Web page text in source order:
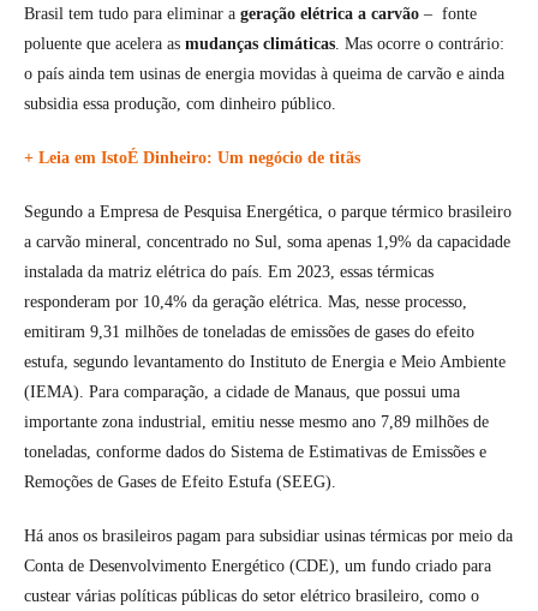
Brasil tem tudo para eliminar a geração elétrica a carvão – fonte
poluente que acelera as mudanças climáticas. Mas ocorre o contrário:
o país ainda tem usinas de energia movidas à queima de carvão e ainda
subsidia essa produção, com dinheiro público.
+ Leia em IstoÉ Dinheiro: Um negócio de titãs
Segundo a Empresa de Pesquisa Energética, o parque térmico brasileiro
a carvão mineral, concentrado no Sul, soma apenas 1,9% da capacidade
instalada da matriz elétrica do país. Em 2023, essas térmicas
responderam por 10,4% da geração elétrica. Mas, nesse processo,
emitiram 9,31 milhões de toneladas de emissões de gases do efeito
estufa, segundo levantamento do Instituto de Energia e Meio Ambiente
(IEMA). Para comparação, a cidade de Manaus, que possui uma
importante zona industrial, emitiu nesse mesmo ano 7,89 milhões de
toneladas, conforme dados do Sistema de Estimativas de Emissões e
Remoções de Gases de Efeito Estufa (SEEG).
Há anos os brasileiros pagam para subsidiar usinas térmicas por meio da
Conta de Desenvolvimento Energético (CDE), um fundo criado para
custear várias políticas públicas do setor elétrico brasileiro, como o